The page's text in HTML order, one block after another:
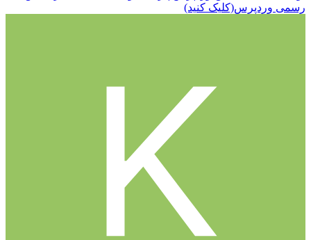
رسمی وردپرس(کلیک کنید)